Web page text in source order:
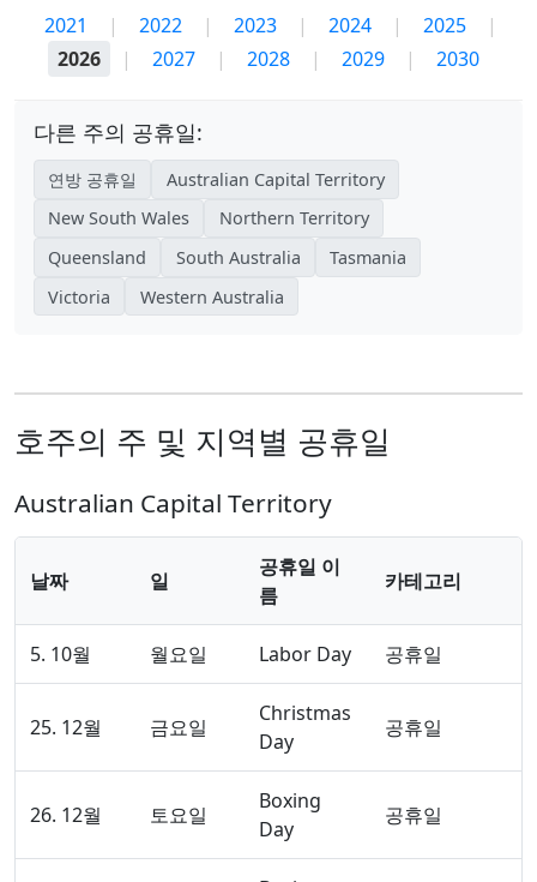
2021 | 2022 | 2023 | 2024 | 2025
|
2026
| 2027 | 2028 | 2029 | 2030
다른 주의 공휴일:
연방 공휴일
Australian Capital Territory
New South Wales
Northern Territory
Queensland
South Australia
Tasmania
Victoria
Western Australia
호주의 주 및 지역별 공휴일
Australian Capital Territory
날짜 일
공휴일 이
름
카테고리
5. 10월 월요일 Labor Day 공휴일
25. 12월 금요일
Christmas
Day
공휴일
26. 12월 토요일
Boxing
Day
공휴일